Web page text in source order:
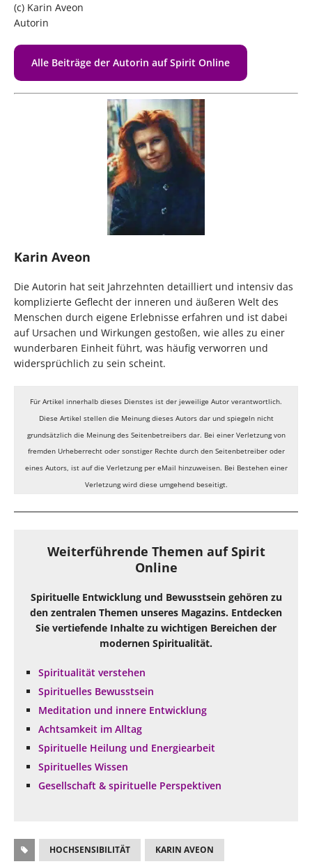
(c) Karin Aveon
Autorin
Alle Beiträge der Autorin auf Spirit Online
Karin Aveon
Die Autorin hat seit Jahrzehnten detailliert und intensiv das
komplizierte Geflecht der inneren und äußeren Welt des
Menschen durch eigene Erlebnisse erfahren und ist dabei
auf Ursachen und Wirkungen gestoßen, wie alles zu einer
wunderbaren Einheit führt, was häufig verworren und
widersprüchlich zu sein scheint.
Für Artikel innerhalb dieses Dienstes ist der jeweilige Autor verantwortlich.
Diese Artikel stellen die Meinung dieses Autors dar und spiegeln nicht
grundsätzlich die Meinung des Seitenbetreibers dar. Bei einer Verletzung von
fremden Urheberrecht oder sonstiger Rechte durch den Seitenbetreiber oder
eines Autors, ist auf die Verletzung per eMail hinzuweisen. Bei Bestehen einer
Verletzung wird diese umgehend beseitigt.
Weiterführende Themen auf Spirit
Online
Spirituelle Entwicklung und Bewusstsein gehören zu
den zentralen Themen unseres Magazins. Entdecken
Sie vertiefende Inhalte zu wichtigen Bereichen der
modernen Spiritualität.
Spiritualität verstehen
Spirituelles Bewusstsein
Meditation und innere Entwicklung
Achtsamkeit im Alltag
Spirituelle Heilung und Energiearbeit
Spirituelles Wissen
Gesellschaft & spirituelle Perspektiven
HOCHSENSIBILITÄT KARIN AVEON